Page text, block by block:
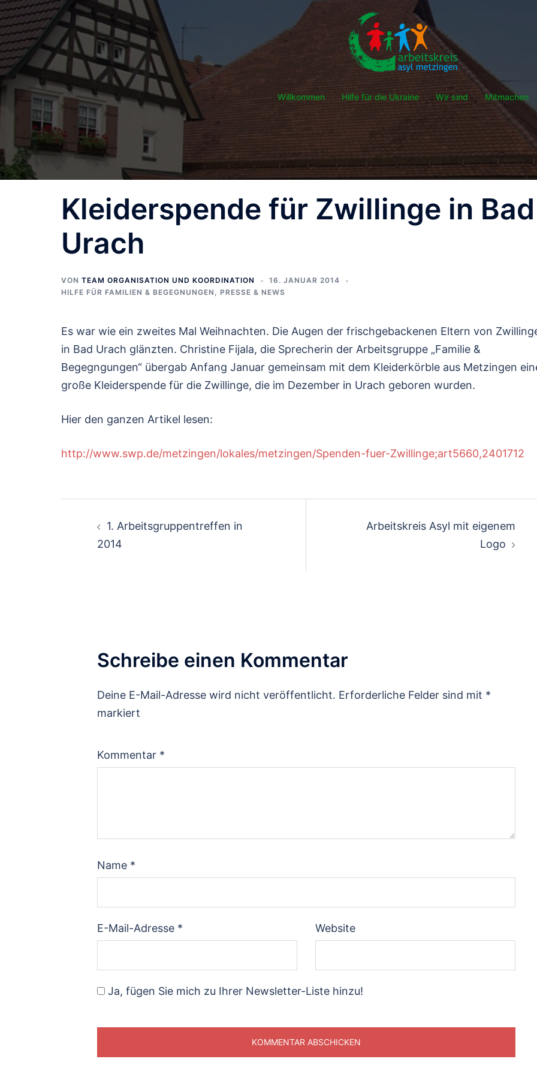
Zum
Inhalt
springen
Willkommen Hilfe für die Ukraine Wir sind Mitmachen
Kleiderspende für Zwillinge in Bad
Urach
VON TEAM ORGANISATION UND KOORDINATION
16. JANUAR 2014
HILFE FÜR FAMILIEN & BEGEGNUNGEN , PRESSE & NEWS
Es war wie ein zweites Mal Weihnachten. Die Augen der frischgebackenen Eltern von
in Bad Urach glänzten. Christine Fijala, die Sprecherin der Arbeitsgruppe „Familie &
Begegngungen“ übergab Anfang Januar gemeinsam mit dem Kleiderkörble aus Metzingen
große Kleiderspende für die Zwillinge, die im Dezember in Urach geboren wurden.
Hier den ganzen Artikel lesen:
http://www.swp.de/metzingen/lokales/metzingen/Spenden-fuer-Zwillinge;art5660,2401712
1. Arbeitsgruppentreffen in
2014
Arbeitskreis Asyl mit eigenem
Logo
Schreibe einen Kommentar
Deine E-Mail-Adresse wird nicht veröffentlicht. Erforderliche Felder sind mit *
markiert
Kommentar *
Name *
E-Mail-Adresse * Website
Ja, fügen Sie mich zu Ihrer Newsletter-Liste hinzu!